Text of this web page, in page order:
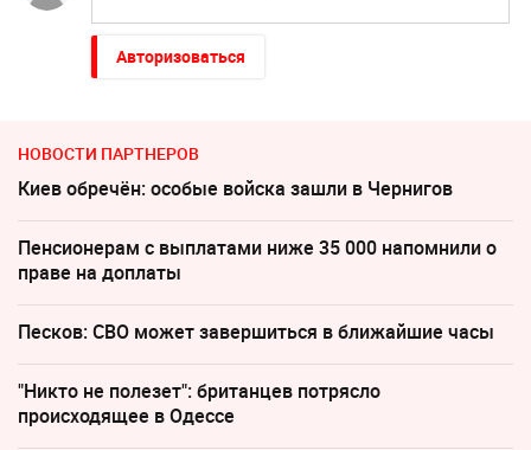
Авторизоваться
НОВОСТИ ПАРТНЕРОВ
Киев обречён: особые войска зашли в Чернигов
Пенсионерам с выплатами ниже 35 000 напомнили о
праве на доплаты
Песков: СВО может завершиться в ближайшие часы
"Никто не полезет": британцев потрясло
происходящее в Одессе